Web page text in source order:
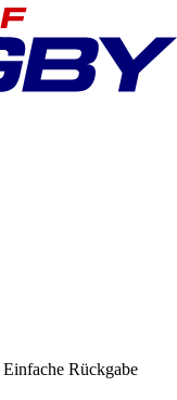
Einfache Rückgabe